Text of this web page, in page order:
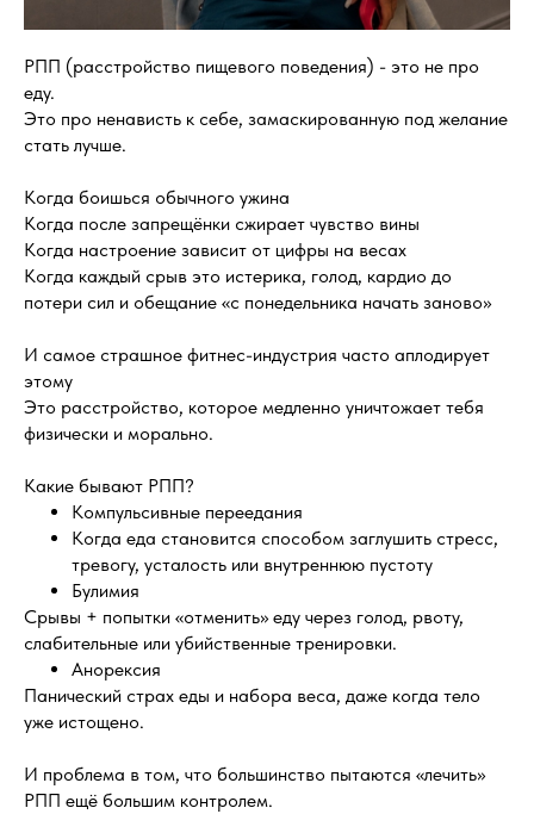
РПП (расстройство пищевого поведения) - это не про
еду.
Это про ненависть к себе, замаскированную под желание
стать лучше.
Когда боишься обычного ужина
Когда после запрещёнки сжирает чувство вины
Когда настроение зависит от цифры на весах
Когда каждый срыв это истерика, голод, кардио до
потери сил и обещание «с понедельника начать заново»
И самое страшное фитнес-индустрия часто аплодирует
этому
Это расстройство, которое медленно уничтожает тебя
физически и морально.
Какие бывают РПП?
Компульсивные переедания
Когда еда становится способом заглушить стресс,
тревогу, усталость или внутреннюю пустоту
Булимия
Срывы + попытки «отменить» еду через голод, рвоту,
слабительные или убийственные тренировки.
Анорексия
Панический страх еды и набора веса, даже когда тело
уже истощено.
И проблема в том, что большинство пытаются «лечить»
РПП ещё большим контролем.